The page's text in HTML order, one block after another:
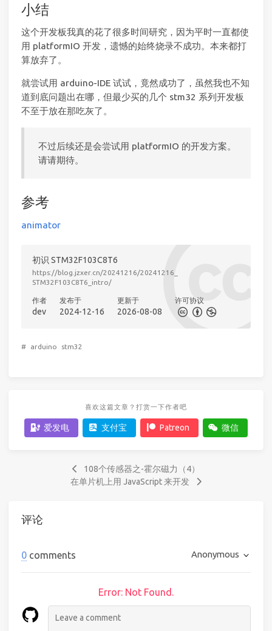
小结
这个开发板我真的花了很多时间研究，因为平时一直都使
用 platformIO 开发，遗憾的始终烧录不成功。本来都打
算放弃了。
就尝试用 arduino-IDE 试试，竟然成功了，虽然我也不知
道到底问题出在哪，但最少买的几个 stm32 系列开发板
不至于放在那吃灰了。
不过后续还是会尝试用 platformIO 的开发方案。
请请期待。
参考
animator
初识 STM32F103C8T6
https://blog.jzxer.cn/20241216/20241216_
STM32F103C8T6_intro/
作者
dev
发布于
2024-12-16
更新于
2026-08-08
许可协议
# arduino stm32
喜欢这篇文章？打赏一下作者吧
爱发电 支付宝 Patreon 微信
108个传感器之-霍尔磁力（4）
在单片机上用 JavaScript 来开发
评论
0 comments Anonymous
Error: Not Found.